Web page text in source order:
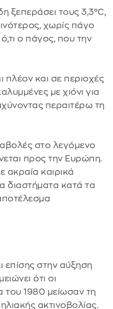
ξεπεράσει τους 3,3°C,
χωρίς πάγο
ο πάγος, που την
πλέον και σε περιοχές
με χιόνι για
περαιτέρω τη
στο λεγόμενο
προς την Ευρώπη.
ακραία καιρικά
διαστήματα κατά τα
επίσης στην αύξηση
ότι οι
του 1980 μείωσαν τη
ακτινοβολίας.